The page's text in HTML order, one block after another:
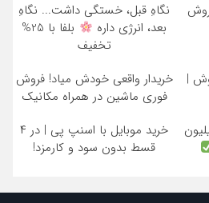
نگاهِ قبل، خستگی داشت... نگاهِ
بعد، انرژی داره
بلفا با 25%
تخفیف
|
خریدار واقعی خودش میاد! فروش
فوری ماشین در همراه مکانیک
پلک بالا با ۱۰ میلیون
خرید موبایل با اسنپ پی | در ۴
قسط بدون سود و کارمزد!